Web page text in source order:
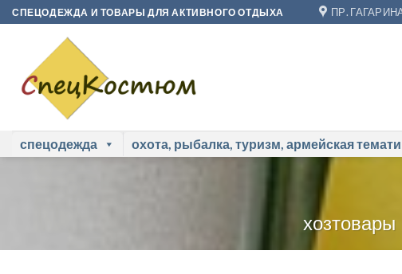
Skip
to
СПЕЦОДЕЖДА И ТОВАРЫ ДЛЯ АКТИВНОГО ОТДЫХА ПР.
спецодежда охота, рыбалка, туризм, армейская
хозтовары